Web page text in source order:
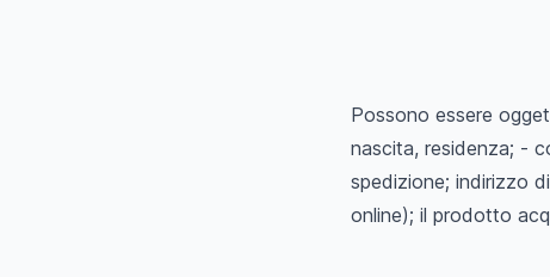
Possono essere
nascita, residenza; -
spedizione; indirizzo
online); il prodotto